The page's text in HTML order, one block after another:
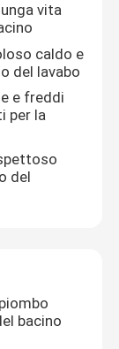
vita
caldo e
del lavabo
e freddi
per la
del
bacino